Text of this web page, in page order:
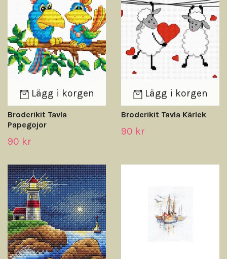
Lägg i korgen
Broderikit Tavla
Papegojor
90 kr
Lägg i korgen
Broderikit Tavla Kärlek
90 kr